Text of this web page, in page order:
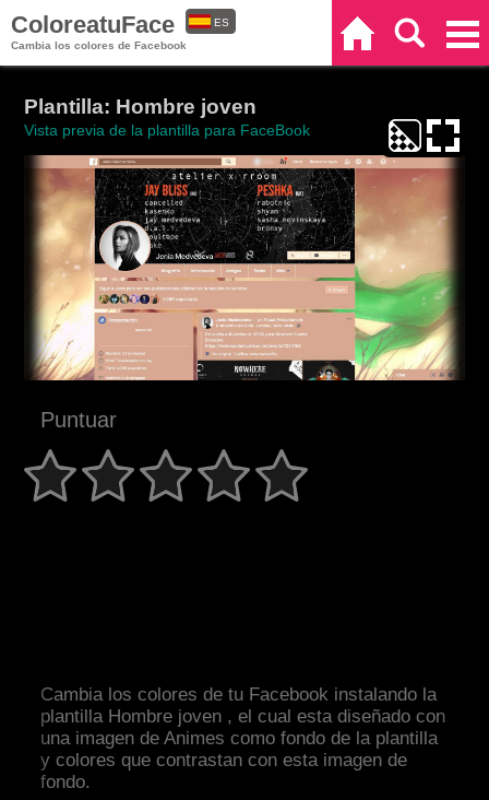
ColoreatuFace
Cambia los colores de Facebook
ES
Plantilla: Hombre joven
Vista previa de la plantilla para FaceBook
Puntuar
Cambia los colores de tu Facebook instalando la
plantilla Hombre joven , el cual esta diseñado con
una imagen de Animes como fondo de la plantilla
y colores que contrastan con esta imagen de
fondo.